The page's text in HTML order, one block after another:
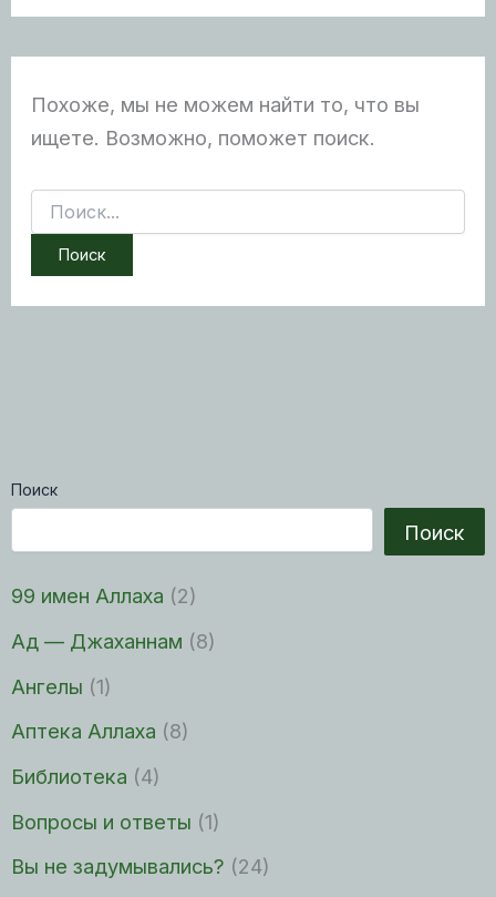
Поиск
Поиск
99 имен Аллаха (2)
Ад — Джаханнам (8)
Ангелы (1)
Аптека Аллаха (8)
Библиотека (4)
Вопросы и ответы (1)
Вы не задумывались? (24)
Похоже, мы не можем найти то, что вы
ищете. Возможно, поможет поиск.
Поиск: